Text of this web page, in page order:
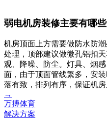
弱电机房装修主要有哪
机房顶面上方需要做防水防
处理，顶部建议做微孔铝扣
观、降噪、防尘。灯具、烟
面，由于顶面管线繁多，安
落有致，排列有序，保证机房
→
万搏体育
解决方案